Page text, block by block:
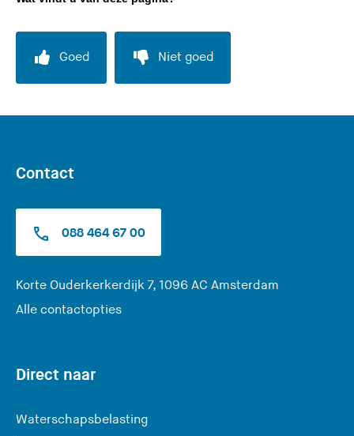
Goed Niet goed
Contact
088 464 67 00
Korte Ouderkerkerdijk 7, 1096 AC Amsterdam
Alle contactopties
Direct naar
Waterschapsbelasting